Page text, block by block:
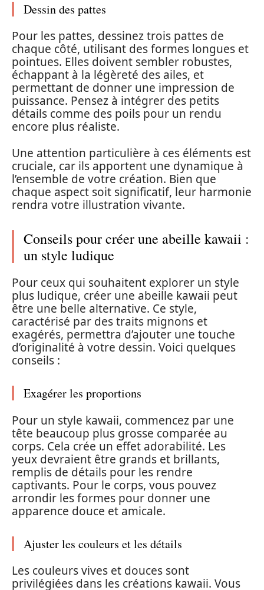
Dessin des pattes
Pour les pattes, dessinez trois pattes de
chaque côté, utilisant des formes longues et
pointues. Elles doivent sembler robustes,
échappant à la légèreté des ailes, et
permettant de donner une impression de
puissance. Pensez à intégrer des petits
détails comme des poils pour un rendu
encore plus réaliste.
Une attention particulière à ces éléments est
cruciale, car ils apportent une dynamique à
l’ensemble de votre création. Bien que
chaque aspect soit significatif, leur harmonie
rendra votre illustration vivante.
Conseils pour créer une abeille kawaii :
un style ludique
Pour ceux qui souhaitent explorer un style
plus ludique, créer une abeille kawaii peut
être une belle alternative. Ce style,
caractérisé par des traits mignons et
exagérés, permettra d’ajouter une touche
d’originalité à votre dessin. Voici quelques
conseils :
Exagérer les proportions
Pour un style kawaii, commencez par une
tête beaucoup plus grosse comparée au
corps. Cela crée un effet adorabilité. Les
yeux devraient être grands et brillants,
remplis de détails pour les rendre
captivants. Pour le corps, vous pouvez
arrondir les formes pour donner une
apparence douce et amicale.
Ajuster les couleurs et les détails
Les couleurs vives et douces sont
privilégiées dans les créations kawaii. Vous